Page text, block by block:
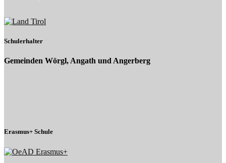
Schulerhalter
Gemeinden Wörgl, Angath und Angerberg
Erasmus+ Schule